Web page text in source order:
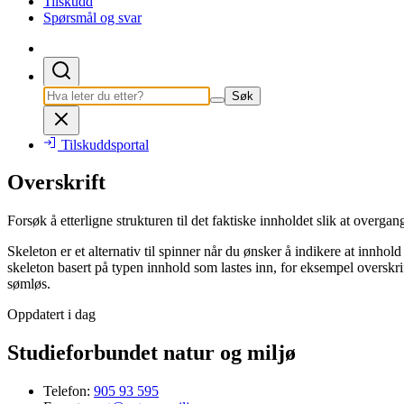
Spørsmål og svar
Søk
Tilskuddsportal
Overskrift
Forsøk å etterligne strukturen til det faktiske innholdet slik at
Skeleton er et alternativ til spinner når du ønsker å indikere at
skeleton basert på typen innhold som lastes inn, for eksempel
sømløs.
Oppdatert i dag
Studieforbundet natur og miljø
Telefon: 905 93 595